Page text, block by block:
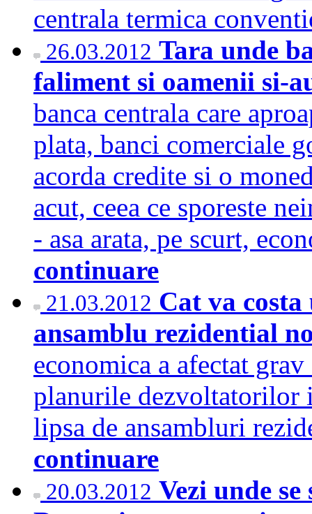
centrala termica
26.03.2012 Tara unde
faliment si oamenii si-
banca centrala care
plata, banci comerciale
acorda credite si o
acut, ceea ce sporeste
- asa arata, pe scurt,
continuare
21.03.2012 Cat va
ansamblu rezidential
economica a afectat
planurile dezvoltatorilor
lipsa de ansambluri
continuare
20.03.2012 Vezi unde